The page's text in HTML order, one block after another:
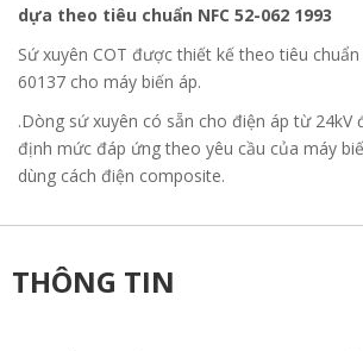
dựa theo tiêu chuẩn NFC 52-062 1993
Sứ xuyên COT được thiết kế theo tiêu
60137 cho máy biến áp.
.Dòng sứ xuyên có sẵn cho điện áp từ 24kV
định mức đáp ứng theo yêu cầu của máy
dùng cách điện composite.
THÔNG TIN